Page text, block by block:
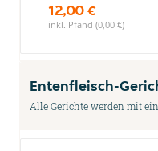
12,00 €
inkl. Pfand (0,00 €)
Entenfleisch-
Alle Gerichte werden mit